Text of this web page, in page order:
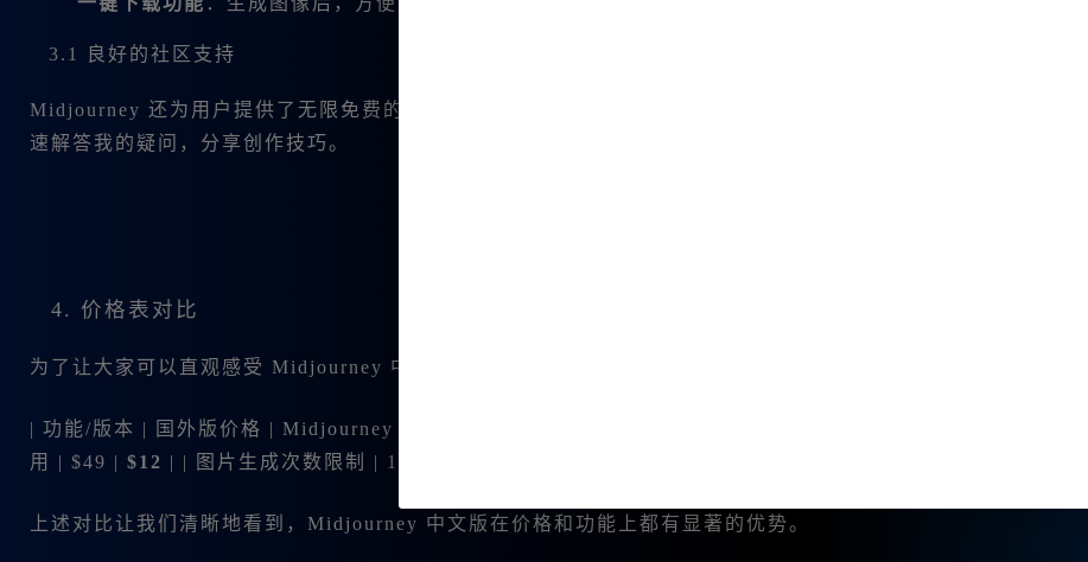
3.1 良好的社区支持
Midjourney 还为用户提供了无限免费的 AI 对话，内置多款优秀的大模型（包括 GPT-4o、claude3.5 等），能快
速解答我的疑问，分享创作技巧。
4. 价格表对比
为了让大家可以直观感受 Midjourney 中文版的价格优势，我整理了以下对比如下：
| 功能/版本 | 国外版价格 | Midjourney 中文版价格 | |------------------|-----------|---------------------| | 月度订阅费
用 | $49 | $12 | | 图片生成次数限制 | 100次/月 |
上述对比让我们清晰地看到，Midjourney 中文版在价格和功能上都有显著的优势。